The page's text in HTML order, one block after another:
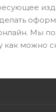
Мы
как можно